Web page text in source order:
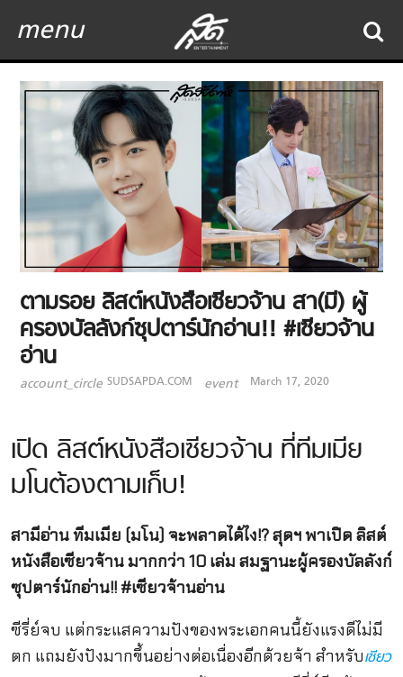
menu
ตามรอย ลิสต์หนังสือเซียวจ้าน สา(มี) ผู้
ครองบัลลังก์ซุปตาร์นักอ่าน!! #เซียวจ้าน
อ่าน
account_circle SUDSAPDA.COM event March 17, 2020
เปิด ลิสต์หนังสือเซียวจ้าน ที่ทีมเมีย
มโนต้องตามเก็บ!
สามีอ่าน ทีมเมีย (มโน) จะพลาดได้ไง!? สุดฯ พาเปิด ลิสต์
หนังสือเซียวจ้าน มากกว่า 10 เล่ม สมฐานะผู้ครองบัลลังก์
ซุปตาร์นักอ่าน!! #เซียวจ้านอ่าน
ซีรี่ย์จบ แต่กระแสความปังของพระเอกคนนี้ยังแรงดีไม่มี
ตก แถมยังปังมากขึ้นอย่างต่อเนื่องอีกด้วยจ้า สำหรับเซียว